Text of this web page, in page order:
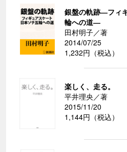
銀盤の軌跡―フィ
輪への道―
田村明子／著
2014/07/25
1,232円（税込）
楽しく、走る。
平井理央／著
2015/11/20
1,144円（税込）